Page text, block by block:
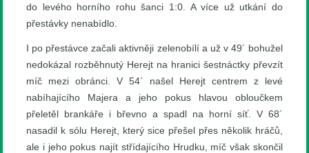
do levého horního rohu šanci 1:0. A více už utkání do
přestávky nenabídlo.
I po přestávce začali aktivněji zelenobílí a už v 49´ bohužel
nedokázal rozběhnutý Herejt na hranici šestnáctky převzít
míč mezi obránci. V 54´ našel Herejt centrem z levé
nabíhajícího Majera a jeho pokus hlavou obloučkem
přeletěl brankáře i břevno a spadl na horní síť. V 68´
nasadil k sólu Herejt, který sice přešel přes několik hráčů,
ale i jeho pokus najít střídajícího Hrudku, míč však skončil